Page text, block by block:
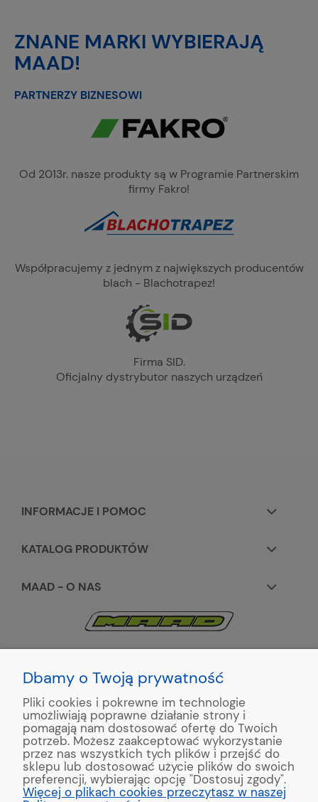
ZNANE MARKI WYBIERAJĄ
MAAD!
PARTNERZY BIZNESOWI
Od 2013r. nasze produkty są w Programie Partnerskim
firmy Fakro!
Współpracujemy z jednym z największych producentów
blach - Blachotrapez!
Firma SID.
Oficjalny dystrybutor naszych urządzeń
INFORMACJE I POMOC
KATALOG PRODUKTÓW
MAAD - O NAS
+48 663195531
ul. Reymonta 2
89-500 Tuchola
Copyright © 2022 MAAD Zaginarki - Producent Maszyn
Blacharskich. Produkcja:MinisterstwoReklamy.pl
Dbamy o Twoją prywatność
Pliki cookies i pokrewne im technologie
umożliwiają poprawne działanie strony i
pomagają nam dostosować ofertę do Twoich
potrzeb. Możesz zaakceptować wykorzystanie
przez nas wszystkich tych plików i przejść do
sklepu lub dostosować użycie plików do swoich
preferencji, wybierając opcję "Dostosuj zgody".
Więcej o plikach cookies przeczytasz w naszej